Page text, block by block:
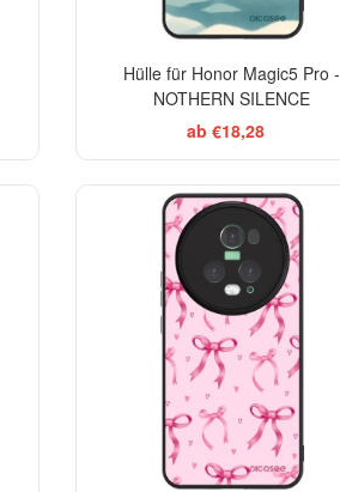
Hülle für Honor Magic5 Pro -
NOTHERN SILENCE
ab €18,28